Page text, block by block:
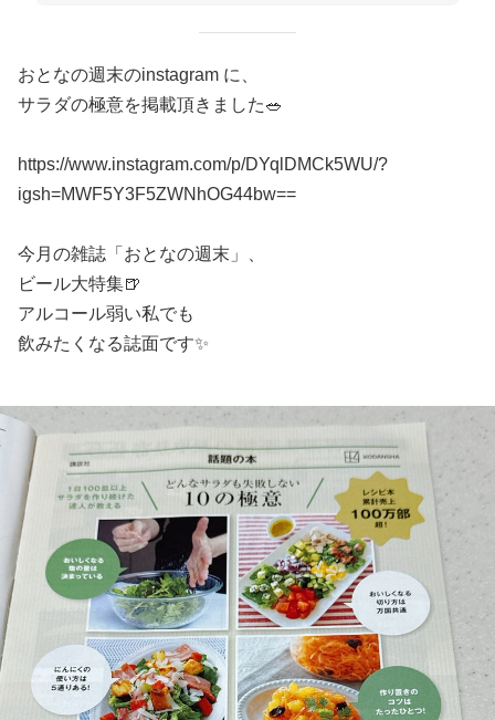
おとなの週末のinstagram に、
サラダの極意を掲載頂きました🥗
https://www.instagram.com/p/DYqlDMCk5WU/?
igsh=MWF5Y3F5ZWNhOG44bw==
今月の雑誌「おとなの週末」、
ビール大特集🍺
アルコール弱い私でも
飲みたくなる誌面です✨